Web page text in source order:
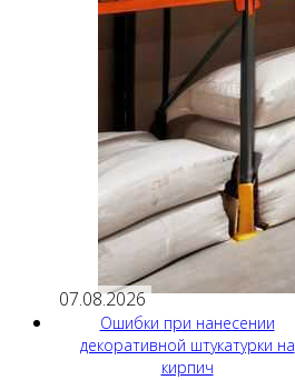
07.08.2026
Ошибки при нанесении
декоративной штукатурки на
кирпич